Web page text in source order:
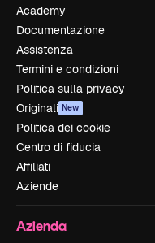
Academy
Documentazione
Assistenza
Termini e condizioni
Politica sulla privacy
Originali New
Politica dei cookie
Centro di fiducia
Affiliati
Aziende
Azienda